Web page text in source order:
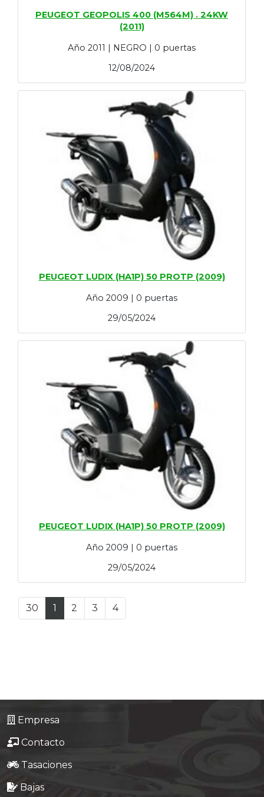
PEUGEOT GEOPOLIS 400 (M564M) . 24KW
(2011)
Año 2011 | NEGRO | 0 puertas
12/08/2024
PEUGEOT LUDIX (HA1P) 50 PROTP (2009)
Año 2009 | 0 puertas
29/05/2024
PEUGEOT LUDIX (HA1P) 50 PROTP (2009)
Año 2009 | 0 puertas
29/05/2024
30 1 2 3 4
Empresa
Contacto
Tasaciones
Bajas